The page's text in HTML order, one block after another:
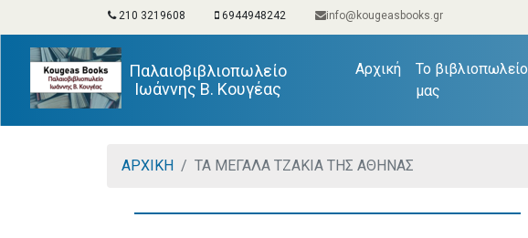
210 3219608 6944948242 info@kougeasbooks.gr
Παλαιοβιβλιοπωλείο
Ιωάννης Β. Κουγέας
Αρχική(current)
Το βιβλιοπωλείο
μας
ΑΡΧΙΚΗ ΤΑ ΜΕΓΑΛΑ ΤΖΑΚΙΑ ΤΗΣ ΑΘΗΝΑΣ